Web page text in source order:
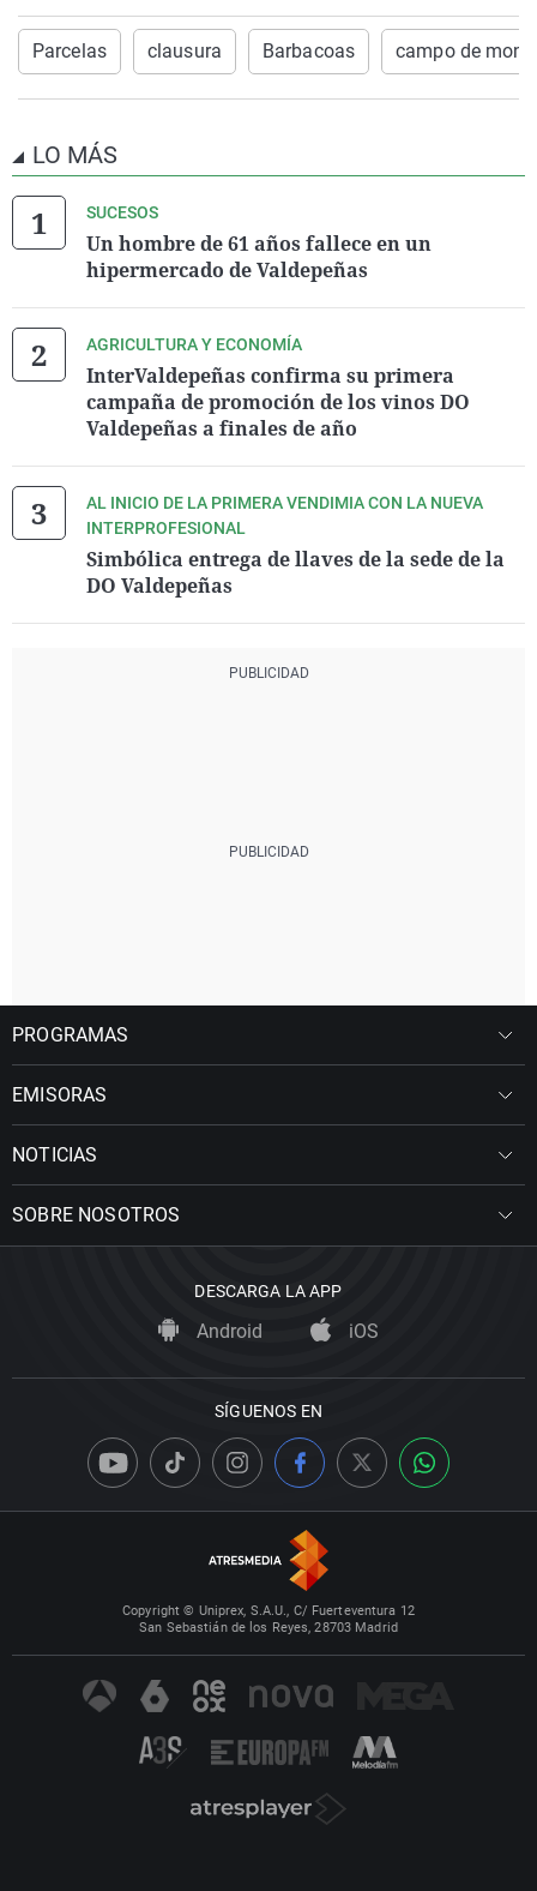
Parcelas clausura Barbacoas campo de
LO MÁS
SUCESOS
Un hombre de 61 años fallece en un
hipermercado de Valdepeñas
AGRICULTURA Y ECONOMÍA
InterValdepeñas confirma su primera
campaña de promoción de los vinos DO
Valdepeñas a finales de año
AL INICIO DE LA PRIMERA VENDIMIA CON LA NUEVA
INTERPROFESIONAL
Simbólica entrega de llaves de la sede de la
DO Valdepeñas
PROGRAMAS
EMISORAS
NOTICIAS
SOBRE NOSOTROS
DESCARGA LA APP
Android iOS
SÍGUENOS EN
Copyright © Uniprex, S.A.U., C/ Fuerteventura 12
San Sebastián de los Reyes, 28703 Madrid